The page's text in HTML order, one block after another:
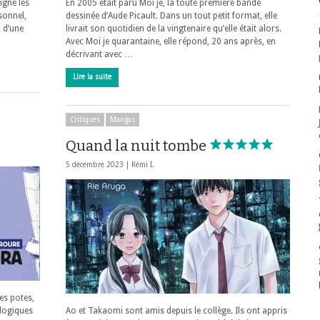
les
En 2005 était paru Moi je, la toute première bande
dessinée d’Aude Picault. Dans un tout petit format, elle
livrait son quotidien de la vingtenaire qu’elle était alors.
Avec Moi je quarantaine, elle répond, 20 ans après, en
décrivant avec …
Lire la suite
potes,
Critiques Mangas
Quand la nuit tombe
5 décembre 2023 | Rémi I.
Ao et Takaomi sont amis depuis le collège. Ils ont appris